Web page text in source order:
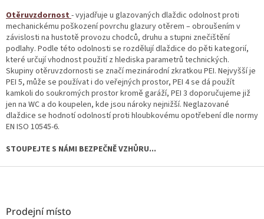
Otěruvzdornost- vyjadřuje u glazovaných dlaždic odolnost proti
mechanickému poškození povrchu glazury otěrem – obroušením v
závislosti na hustotě provozu chodců, druhu a stupni znečištění
podlahy. Podle této odolnosti se rozdělují dlaždice do pěti kategorií,
které určují vhodnost použití z hlediska parametrů technických.
Skupiny otěruvzdornosti se značí mezinárodní zkratkou PEI. Nejvyšší je
PEI 5, může se používat i do veřejných prostor, PEI 4 se dá použít
kamkoli do soukromých prostor kromě garáží, PEI 3 doporučujeme již
jen na WC a do koupelen, kde jsou nároky nejnižší. Neglazované
dlaždice se hodnotí odolností proti hloubkovému opotřebení dle normy
EN ISO 10545-6.
STOUPEJTE S NÁMI BEZPEČNĚ VZHŮRU...
Z
Prodejní místo